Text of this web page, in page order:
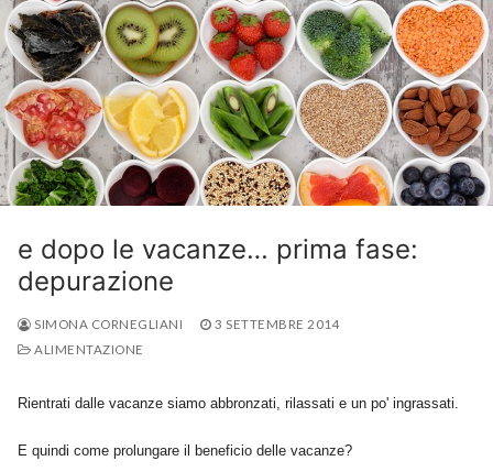
e dopo le vacanze… prima fase:
depurazione
SIMONA CORNEGLIANI
3 SETTEMBRE 2014
ALIMENTAZIONE
Rientrati dalle vacanze siamo abbronzati, rilassati e un po' ingrassati.
E quindi come prolungare il beneficio delle vacanze?